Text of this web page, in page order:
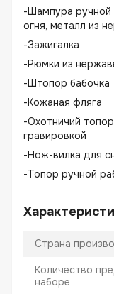
-Шампура ручной
огня, металл из
-Зажигалка
-Рюмки из
-Штопор бабочка
-Кожаная фляга
-Охотничий
гравировкой
-Нож-вилка для
-Топор ручной
Страна
Количество
наборе